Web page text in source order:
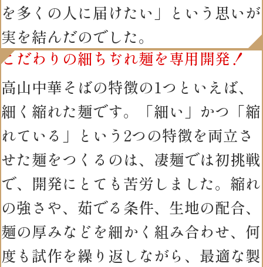
を多くの人に届けたい」という思いが
実を結んだのでした。
こだわりの細ちぢれ麺を専用開発！
高山中華そばの特徴の1つといえば、
細く縮れた麺です。「細い」かつ「縮
れている」という2つの特徴を両立さ
せた麺をつくるのは、凄麺では初挑戦
で、開発にとても苦労しました。縮れ
の強さや、茹でる条件、生地の配合、
麺の厚みなどを細かく組み合わせ、何
度も試作を繰り返しながら、最適な製